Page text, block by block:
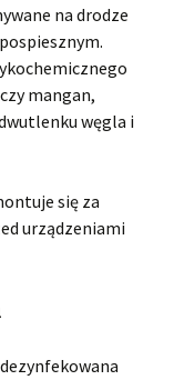
na drodze
mangan,
węgla i
się za
urządzeniami